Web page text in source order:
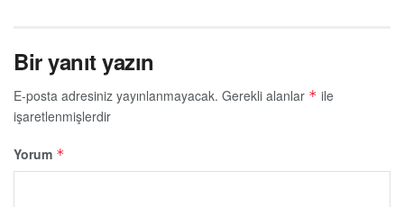
Bir yanıt yazın
E-posta adresiniz yayınlanmayacak. Gerekli alanlar * ile
işaretlenmişlerdir
Yorum *